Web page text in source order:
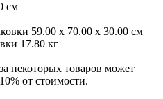
см
59.00 x 70.00 x 30.00 см
17.80 кг
некоторых товаров может
от стоимости.